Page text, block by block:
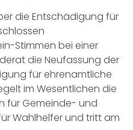
die Entschädigung für
Stimmen bei einer
die Neufassung der
für ehrenamtliche
im Wesentlichen die
für Gemeinde- und
Wahlhelfer und tritt am